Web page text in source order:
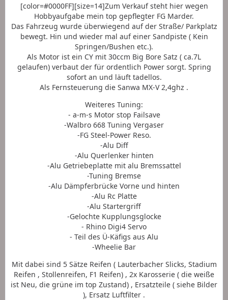
[color=#0000FF][size=14]Zum Verkauf steht hier wegen
Hobbyaufgabe mein top gepflegter FG Marder.
Das Fahrzeug wurde überwiegend auf der Straße/ Parkplatz
bewegt. Hin und wieder mal auf einer Sandpiste ( Kein
Springen/Bushen etc.).
Als Motor ist ein CY mit 30ccm Big Bore Satz ( ca.7L
gelaufen) verbaut der für ordentlich Power sorgt. Spring
sofort an und läuft tadellos.
Als Fernsteuerung die Sanwa MX-V 2,4ghz .
Weiteres Tuning:
- a-m-s Motor stop Failsave
-Walbro 668 Tuning Vergaser
-FG Steel-Power Reso.
-Alu Diff
-Alu Querlenker hinten
-Alu Getriebeplatte mit alu Bremssattel
-Tuning Bremse
-Alu Dämpferbrücke Vorne und hinten
-Alu Rc Platte
-Alu Startergriff
-Gelochte Kupplungsglocke
- Rhino Digi4 Servo
- Teil des Ü-Käfigs aus Alu
-Wheelie Bar
Mit dabei sind 5 Sätze Reifen ( Lauterbacher Slicks, Stadium
Reifen , Stollenreifen, F1 Reifen) , 2x Karosserie ( die weiße
ist Neu, die grüne im top Zustand) , Ersatzteile ( siehe Bilder
), Ersatz Luftfilter .